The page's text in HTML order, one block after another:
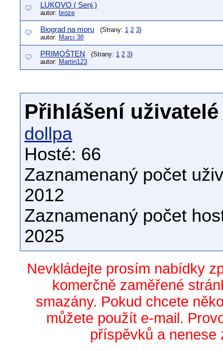
LUKOVO ( Senj )
autor: broze
Biograd na moru (Strany: 1 2 3)
autor: Marci 38
PRIMOŠTEN (Strany: 1 2 3)
autor: Martin123
Přihlášení uživatelé
dollpa
Hosté: 66
Zaznamenaný počet
2012
Zaznamenaný počet
2025
Nevkládejte prosím nabídky
komerčně zaměřené
smazány. Pokud chcete
můžete použít e-mail.
příspěvků a nenese